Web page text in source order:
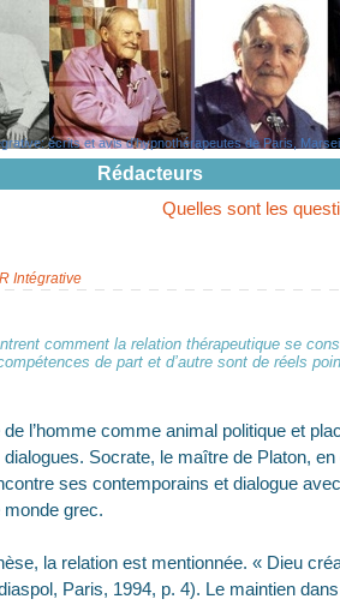
écrits et avis d'hypnothérapeutes de Paris,
Rédacteurs
Quelles sont les questions pouvant
Intégrative
comment la relation thérapeutique se
de part et d’autre sont de réels
l’homme comme animal politique et
Socrate, le maître de Platon,
ses contemporains et dialogue
grec.
la relation est mentionnée. « Dieu
Paris, 1994, p. 4). Le maintien